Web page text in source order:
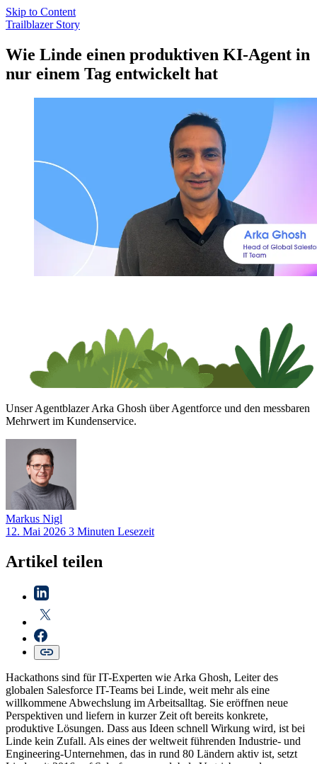
Skip to Content
Trailblazer Story
Wie Linde einen produktiven KI-Agent in
nur einem Tag entwickelt hat
Unser Agentblazer Arka Ghosh über Agentforce und den messbaren
Mehrwert im Kundenservice.
Markus Nigl
12. Mai 2026 3 Minuten Lesezeit
Artikel teilen
Hackathons sind für IT-Experten wie Arka Ghosh, Leiter des
globalen Salesforce IT-Teams bei Linde, weit mehr als eine
willkommene Abwechslung im Arbeitsalltag. Sie eröffnen neue
Perspektiven und liefern in kurzer Zeit oft bereits konkrete,
produktive Lösungen. Dass aus Ideen schnell Wirkung wird, ist bei
Linde kein Zufall. Als eines der weltweit führenden Industrie- und
Engineering-Unternehmen, das in rund 80 Ländern aktiv ist, setzt